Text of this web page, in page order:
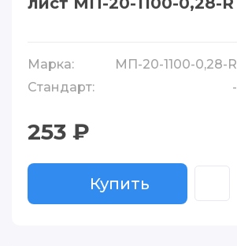
Марка:
МП-20-1100-0,28-R
Стандарт:
-
253 ₽
Купить
Купить